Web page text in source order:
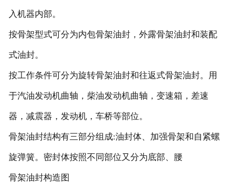
入机器内部。
按骨架型式可分为内包骨架油封，外露骨架油封和装配
式油封。
按工作条件可分为旋转骨架油封和往返式骨架油封。用
于汽油发动机曲轴，柴油发动机曲轴，变速箱，差速
器，减震器，发动机，车桥等部位。
骨架油封结构有三部分组成:油封体、加强骨架和自紧螺
旋弹簧。密封体按照不同部位又分为底部、腰
骨架油封构造图